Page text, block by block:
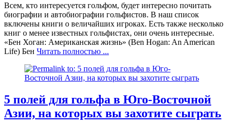
Всем, кто интересуется гольфом, будет интересно почитать
биографии и автобиографии гольфистов. В наш список
включены книги о величайших игроках. Есть также несколько
книг о менее известных гольфистах, они очень интересные.
«Бен Хоган: Американская жизнь» (Ben Hogan: An American
Life) Бен Читать полностью ...
5 полей для гольфа в Юго-Восточной
Азии, на которых вы захотите сыграть